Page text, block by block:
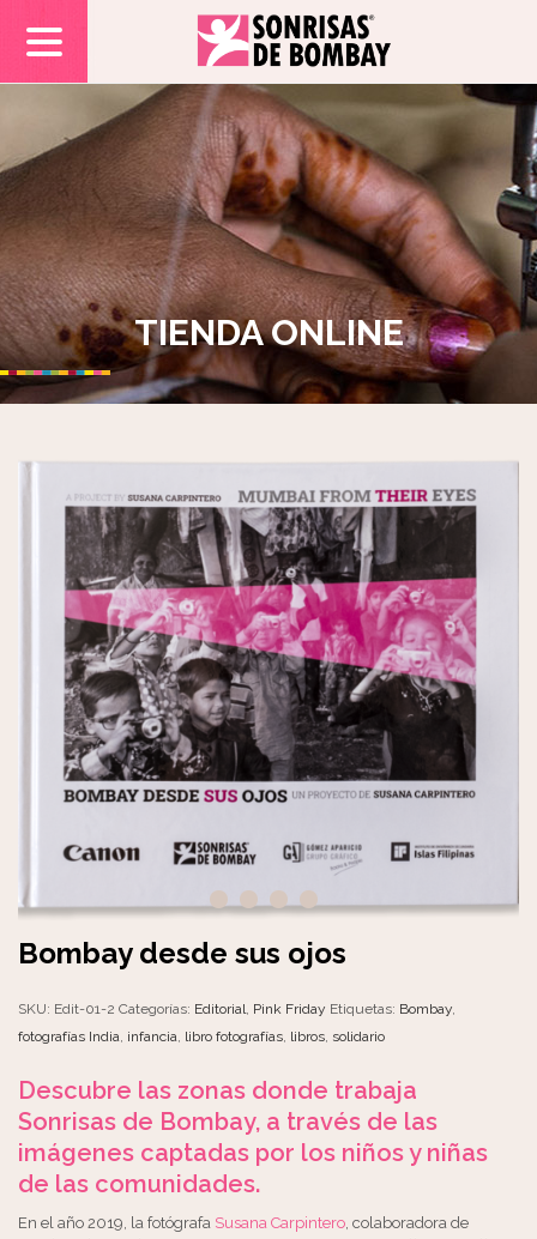
TIENDA ONLINE
Bombay desde sus ojos
SKU: Edit-01-2 Categorías: Editorial, Pink Friday Etiquetas: Bombay,
fotografías India, infancia, libro fotografías, libros, solidario
Descubre las zonas donde trabaja
Sonrisas de Bombay, a través de las
imágenes captadas por los niños y niñas
de las comunidades.
En el año 2019, la fotógrafa Susana Carpintero, colaboradora de